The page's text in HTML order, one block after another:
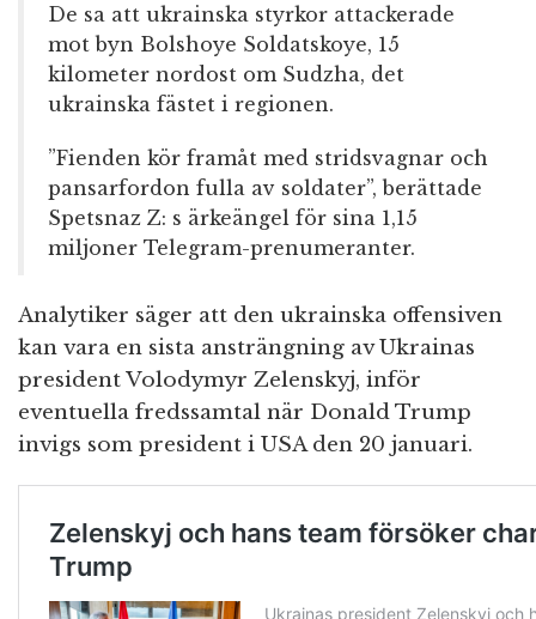
De sa att ukrainska styrkor attackerade
mot byn Bolshoye Soldatskoye, 15
kilometer nordost om Sudzha, det
ukrainska fästet i regionen.
”Fienden kör framåt med stridsvagnar och
pansarfordon fulla av soldater”, berättade
Spetsnaz Z: s ärkeängel för sina 1,15
miljoner Telegram-prenumeranter.
Analytiker säger att den ukrainska offensiven
kan vara en sista ansträngning av Ukrainas
president Volodymyr Zelenskyj, inför
eventuella fredssamtal när Donald Trump
invigs som president i USA den 20 januari.